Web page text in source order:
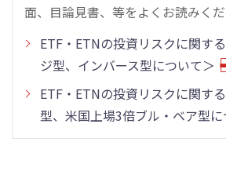
面、目論見書、等をよくお読みくだ
ETF・ETNの投資リスクに関す
ジ型、インバース型について＞
ETF・ETNの投資リスクに関す
型、米国上場3倍ブル・ベア型に